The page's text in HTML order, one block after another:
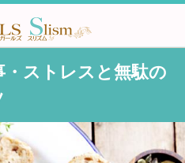
ストレスと無駄の